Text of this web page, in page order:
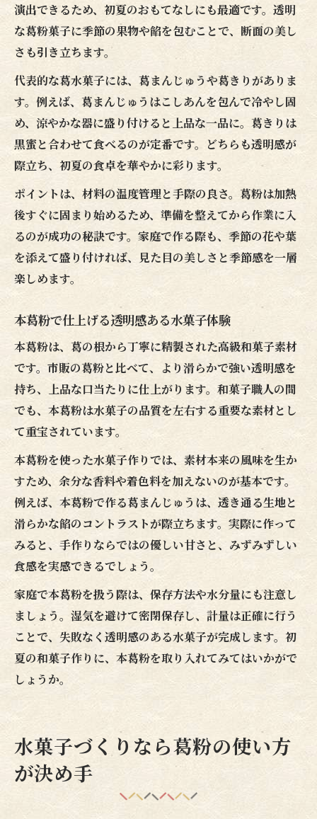
演出できるため、初夏のおもてなしにも最適です。透明
な葛粉菓子に季節の果物や餡を包むことで、断面の美し
さも引き立ちます。
代表的な葛水菓子には、葛まんじゅうや葛きりがありま
す。例えば、葛まんじゅうはこしあんを包んで冷やし固
め、涼やかな器に盛り付けると上品な一品に。葛きりは
黒蜜と合わせて食べるのが定番です。どちらも透明感が
際立ち、初夏の食卓を華やかに彩ります。
ポイントは、材料の温度管理と手際の良さ。葛粉は加熱
後すぐに固まり始めるため、準備を整えてから作業に入
るのが成功の秘訣です。家庭で作る際も、季節の花や葉
を添えて盛り付ければ、見た目の美しさと季節感を一層
楽しめます。
本葛粉で仕上げる透明感ある水菓子体験
本葛粉は、葛の根から丁寧に精製された高級和菓子素材
です。市販の葛粉と比べて、より滑らかで強い透明感を
持ち、上品な口当たりに仕上がります。和菓子職人の間
でも、本葛粉は水菓子の品質を左右する重要な素材とし
て重宝されています。
本葛粉を使った水菓子作りでは、素材本来の風味を生か
すため、余分な香料や着色料を加えないのが基本です。
例えば、本葛粉で作る葛まんじゅうは、透き通る生地と
滑らかな餡のコントラストが際立ちます。実際に作って
みると、手作りならではの優しい甘さと、みずみずしい
食感を実感できるでしょう。
家庭で本葛粉を扱う際は、保存方法や水分量にも注意し
ましょう。湿気を避けて密閉保存し、計量は正確に行う
ことで、失敗なく透明感のある水菓子が完成します。初
夏の和菓子作りに、本葛粉を取り入れてみてはいかがで
しょうか。
水菓子づくりなら葛粉の使い方
が決め手